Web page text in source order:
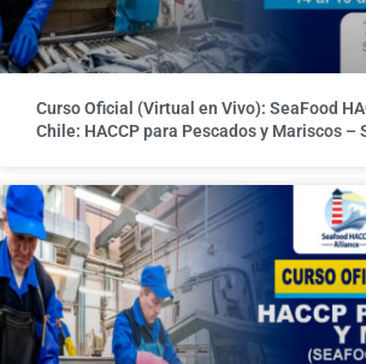
Curso Oficial (Virtual en Vivo): SeaFood
Chile: HACCP para Pescados y Mariscos –